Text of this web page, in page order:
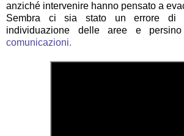
anziché intervenire hanno pensato a
Sembra ci sia stato un errore di
individuazione delle aree e persino
comunicazioni.